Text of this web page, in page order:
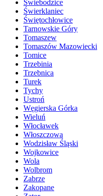
Świebodzice
Świerklaniec
Świętochłowice
Tarnowskie Góry
Tomaszew
Tomaszów Mazowiecki
Tomice
Trzebinia
Trzebnica
Turek
Tychy
Ustroń
Węgierska Górka
Wieluń
Włocławek
Włoszczowa
Wodzisław Śląski
Wojkowice
Wola
Wolbrom
Zabrze
Zakopane